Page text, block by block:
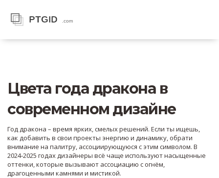
Цвета года дракона в
современном дизайне
Год дракона – время ярких, смелых решений. Если ты ищешь,
как добавить в свои проекты энергию и динамику, обрати
внимание на палитру, ассоциирующуюся с этим символом. В
2024‑2025 годах дизайнеры всё чаще используют насыщенные
оттенки, которые вызывают ассоциацию с огнём,
драгоценными камнями и мистикой.